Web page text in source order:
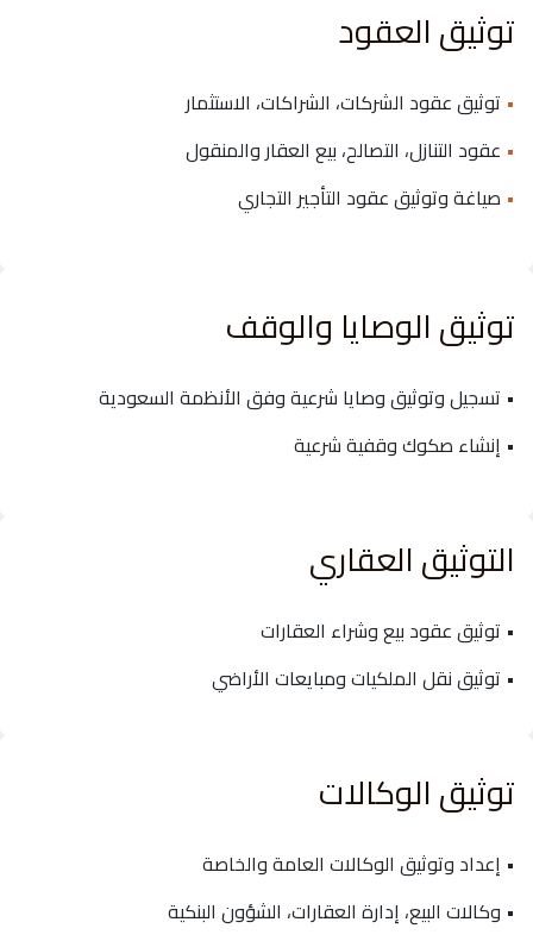
توثيق العقود
• توثيق عقود الشركات، الشراكات، الاستثمار
• عقود التنازل، التصالح، بيع العقار والمنقول
• صياغة وتوثيق عقود التأجير التجاري
توثيق الوصايا والوقف
• تسجيل وتوثيق وصايا شرعية وفق الأنظمة السعودية
• إنشاء صكوك وقفية شرعية
التوثيق العقاري
• توثيق عقود بيع وشراء العقارات
• توثيق نقل الملكيات ومبايعات الأراضي
توثيق الوكالات
• إعداد وتوثيق الوكالات العامة والخاصة
• وكالات البيع، إدارة العقارات، الشؤون البنكية